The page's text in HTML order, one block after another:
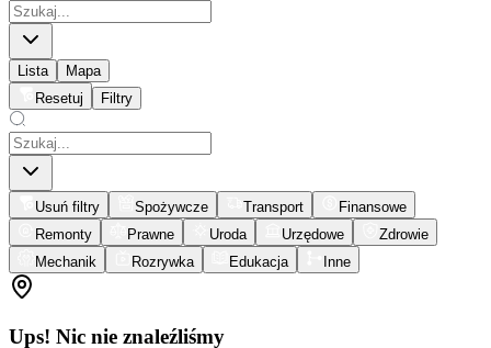
Lista
Mapa
Resetuj
Filtry
Usuń filtry Spożywcze Transport
Finansowe
Remonty
Prawne Uroda Urzędowe
Zdrowie
Mechanik
Rozrywka Edukacja Inne
Ups! Nic nie znaleźliśmy